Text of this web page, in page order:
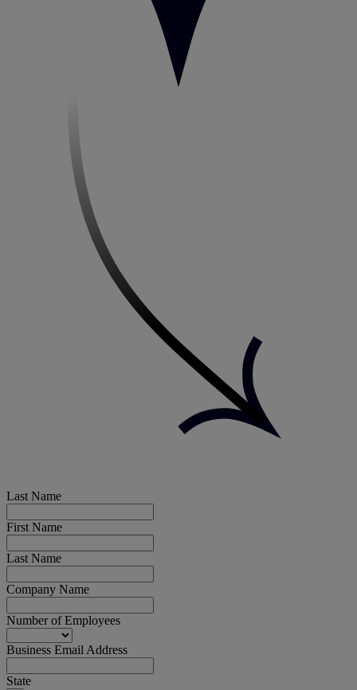
Last Name
First Name
Last Name
Company Name
Number of Employees
Business Email Address
State